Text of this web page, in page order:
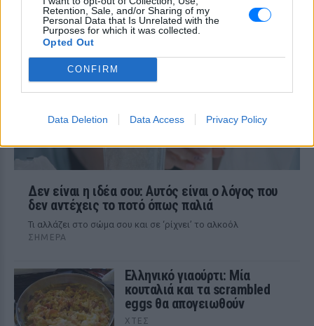
Retention, Sale, and/or Sharing of my
Personal Data that Is Unrelated with the
Purposes for which it was collected.
Opted Out
CONFIRM
Data Deletion Data Access Privacy Policy
ΣΉΜΕΡΑ
Τι πρέπει να προσέχετε στον οργανισμό
Δεν είναι η ιδέα σου: Αυτός είναι ο λόγος που
δεν αντέχεις το ποτό όπως παλιά
Τι αλλάζει στο σώμα σου και σε ‘ρίχνει’ το αλκοόλ
ΣΉΜΕΡΑ
Ελληνικό γιαούρτι: Μία
κουταλιά και τα scrambled
eggs θα απογειωθούν
ΧΤΕΣ